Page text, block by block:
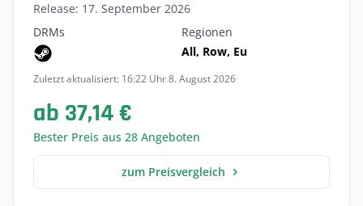
Release: 17. September 2026
DRMs
Regionen
All, Row, Eu
Zuletzt aktualisiert: 16:22 Uhr 8. August 2026
ab 37,14 €
Bester Preis aus 28 Angeboten
zum Preisvergleich